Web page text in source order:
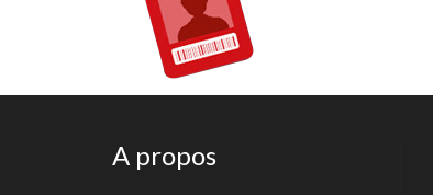
A propos